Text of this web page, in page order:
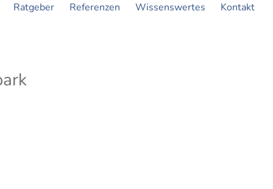
Ratgeber Referenzen Wissenswertes Kontakt